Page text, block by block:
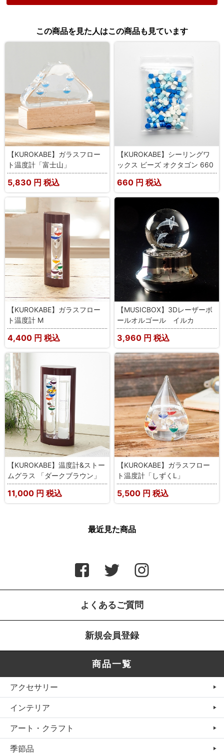
この商品を見た人はこの商品も見ています
【KUROKABE】ガラスフロー
ト温度計「富士山」
5,830 円 税込
【KUROKABE】シーリングワ
ックス ビーズ オクタゴン 660
660 円 税込
【KUROKABE】ガラスフロー
ト温度計 M
4,400 円 税込
【MUSICBOX】3Dレーザーボ
ールオルゴール イルカ
3,960 円 税込
【KUROKABE】温度計&ストー
ムグラス 「ダークブラウン」
11,000 円 税込
【KUROKABE】ガラスフロー
ト温度計「しずくL」
5,500 円 税込
最近見た商品
よくあるご質問
新規会員登録
商品一覧
アクセサリー
インテリア
アート・クラフト
季節品